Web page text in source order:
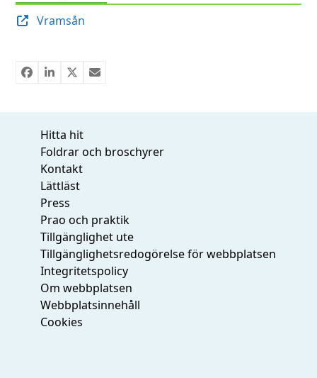
Vramsån
Hitta hit
Foldrar och broschyrer
Kontakt
Lättläst
Press
Prao och praktik
Tillgänglighet ute
Tillgänglighetsredogörelse för webbplatsen
Integritetspolicy
Om webbplatsen
Webbplatsinnehåll
Cookies